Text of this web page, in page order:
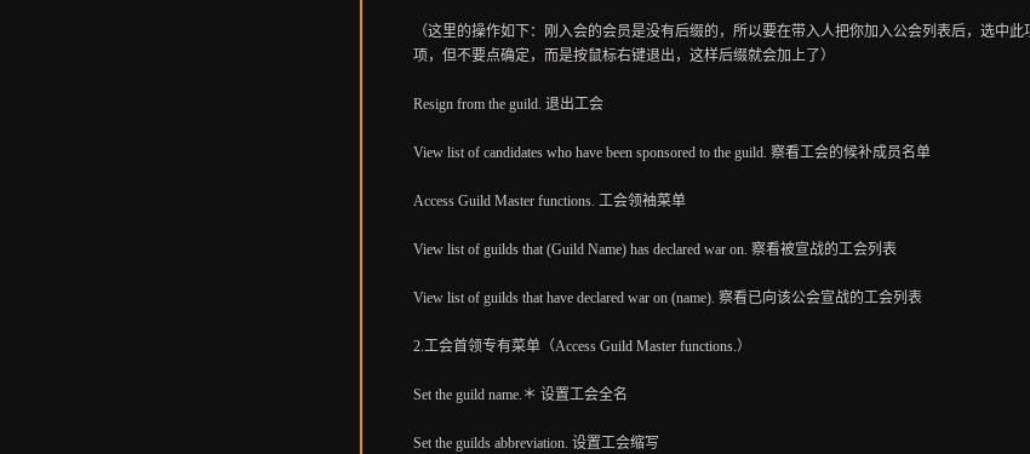
（这里的操作如下：刚入会的会员是没有后缀的，所以要在带入人把你加入公会列表后，选中
项，但不要点确定，而是按鼠标右键退出，这样后缀就会加上了）
Resign from the guild. 退出工会
View list of candidates who have been sponsored to the guild. 察看工会的候补成员名单
Access Guild Master functions. 工会领袖菜单
View list of guilds that (Guild Name) has declared war on. 察看被宣战的工会列表
View list of guilds that have declared war on (name). 察看已向该公会宣战的工会列表
2.工会首领专有菜单（Access Guild Master functions.）
Set the guild name.＊ 设置工会全名
Set the guilds abbreviation. 设置工会缩写